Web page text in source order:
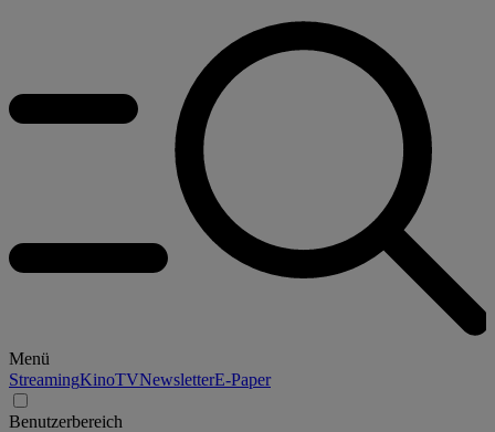
Menü
StreamingKinoTVNewsletterE-Paper
Benutzerbereich